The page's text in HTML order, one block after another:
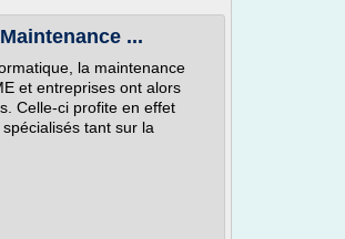
...
la maintenance
et entreprises ont alors
Celle-ci profite en effet
tant sur la